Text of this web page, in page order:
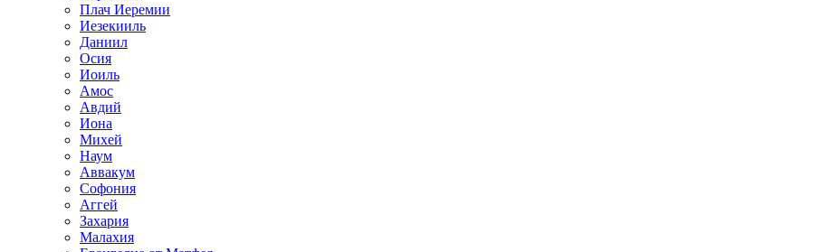
Плач Иеремии
Иезекииль
Даниил
Осия
Иоиль
Амос
Авдий
Иона
Михей
Наум
Аввакум
Софония
Аггей
Захария
Малахия